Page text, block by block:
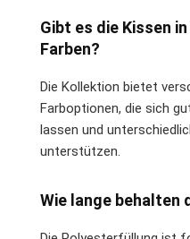
Gibt es die Kissen
Farben?
Die Kollektion bietet
Farboptionen, die sich
lassen und
unterstützen.
Wie lange behalten